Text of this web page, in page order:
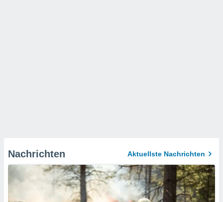
Nachrichten Aktuellste Nachrichten